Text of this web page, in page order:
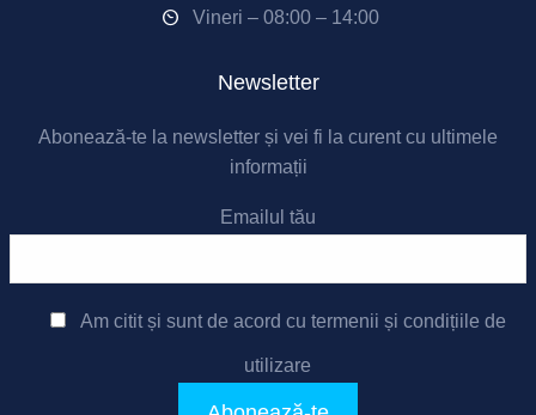
Vineri – 08:00 – 14:00
Newsletter
Abonează-te la newsletter și vei fi la curent cu ultimele
informații
Emailul tău
Am citit și sunt de acord cu termenii și condițiile de
utilizare